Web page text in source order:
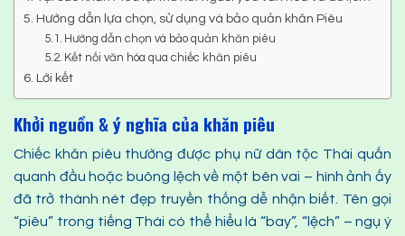
Hướng dẫn lựa chọn, sử dụng và bảo quản khăn Piêu
Hướng dẫn chọn và bảo quản khăn piêu
Kết nối văn hóa qua chiếc khăn piêu
Lời kết
Khởi nguồn & ý nghĩa của khăn piêu
Chiếc khăn piêu thường được phụ nữ dân tộc Thái quấn
quanh đầu hoặc buông lệch về một bên vai – hình ảnh ấy
đã trở thành nét đẹp truyền thống dễ nhận biết. Tên gọi
“piêu” trong tiếng Thái có thể hiểu là “bay”, “lệch” – ngụ ý